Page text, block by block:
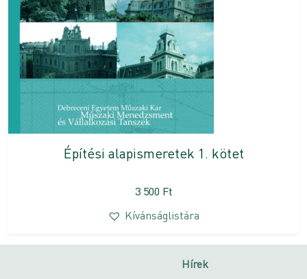
Építési alapismeretek 1. kötet
3 500 Ft
Kívánságlistára
Hírek